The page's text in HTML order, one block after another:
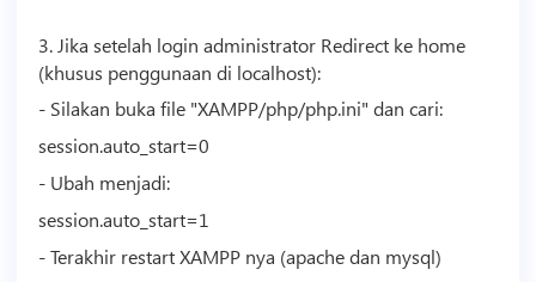
3. Jika setelah login administrator Redirect ke home
(khusus penggunaan di localhost):
- Silakan buka file "XAMPP/php/php.ini" dan cari:
session.auto_start=0
- Ubah menjadi:
session.auto_start=1
- Terakhir restart XAMPP nya (apache dan mysql)